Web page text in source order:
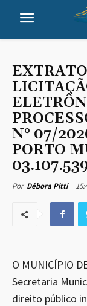
N° 07/
PORTO
Por Débora Pitti
O MUNICÍPIO
Secretaria
direito público